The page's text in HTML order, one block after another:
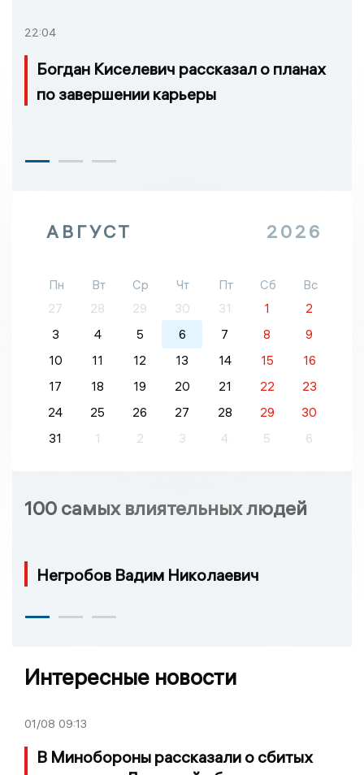
22:04
Богдан Киселевич рассказал о планах
по завершении карьеры
АВГУСТ 2026
Пн Вт Ср Чт Пт Сб
Вс
27
28 29 30 31 1
2
3
4 5 6 7 8
9
10
11 12 13 14 15
16
17
18 19 20 21 22
23
24
25 26 27 28 29
30
31
1 2 3 4 5 6
100 самых влиятельных людей
Негробов Вадим Николаевич
Интересные новости
01/08 09:13
В Минобороны рассказали о сбитых